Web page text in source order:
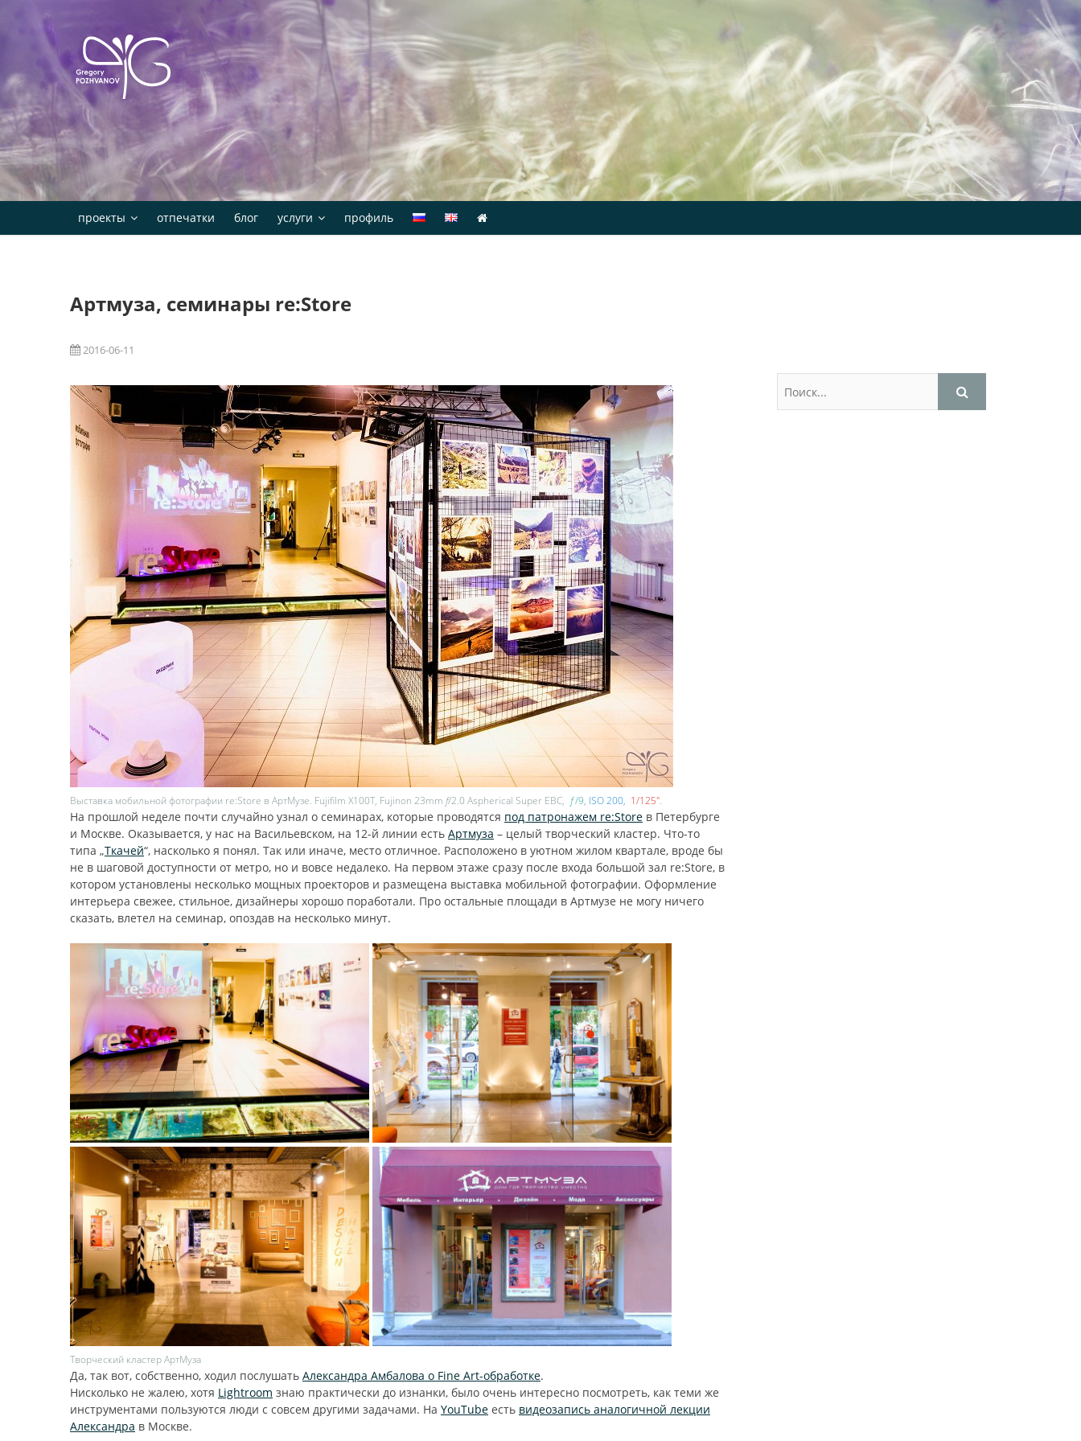
проекты отпечатки блог услуги профиль
Артмуза, семинары re:Store
2016-06-11
Выставка мобильной фотографии re:Store в АртМузе. Fujifilm X100T, Fujinon 23mm f/2.0 Aspherical Super EBC, ƒ/9 ISO 200 1/125″
На прошлой неделе почти случайно узнал о семинарах, которые проводятся под патронажем re:Store в Петербурге
и Москве. Оказывается, у нас на Васильевском, на 12-й линии есть Артмуза – целый творческий кластер. Что-то
типа „Ткачей“, насколько я понял. Так или иначе, место отличное. Расположено в уютном жилом квартале, вроде бы
не в шаговой доступности от метро, но и вовсе недалеко. На первом этаже сразу после входа большой зал re:Store, в
котором установлены несколько мощных проекторов и размещена выставка мобильной фотографии. Оформление
интерьера свежее, стильное, дизайнеры хорошо поработали. Про остальные площади в Артмузе не могу ничего
сказать, влетел на семинар, опоздав на несколько минут.
Творческий кластер АртМуза
Да, так вот, собственно, ходил послушать Александра Амбалова о Fine Art-обработке.
Нисколько не жалею, хотя Lightroom знаю практически до изнанки, было очень интересно посмотреть, как теми же
инструментами пользуются люди с совсем другими задачами. На YouTube есть видеозапись аналогичной лекции
Александра в Москве.